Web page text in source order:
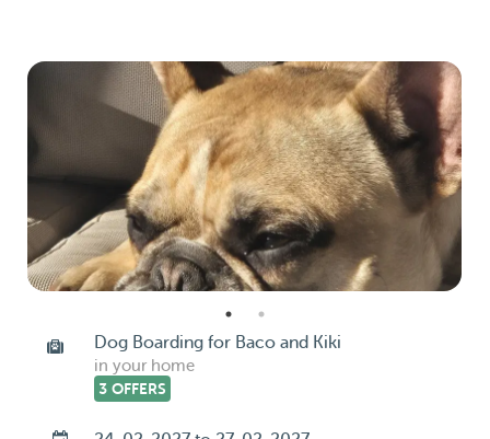
Dog Boarding for Baco and Kiki
in your home
3 OFFERS